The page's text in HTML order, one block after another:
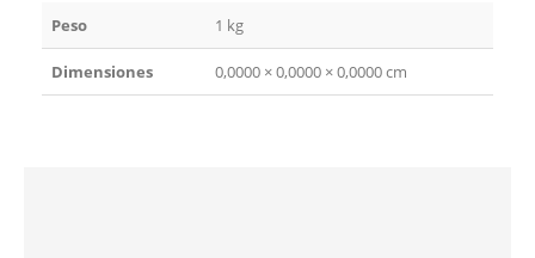
Peso 1 kg
Dimensiones 0,0000 × 0,0000 × 0,0000 cm